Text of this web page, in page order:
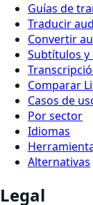
Guías de
Traducir
Convertir
Subtítulos y
Comparar
Casos de
Por sector
Idiomas
Alternativas
Legal